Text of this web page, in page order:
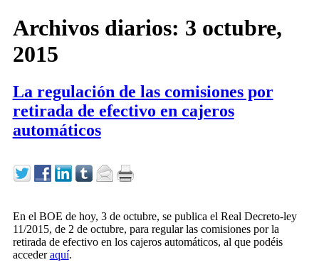
Archivos diarios: 3 octubre,
2015
La regulación de las comisiones por
retirada de efectivo en cajeros
automáticos
En el BOE de hoy, 3 de octubre, se publica el Real Decreto-ley
11/2015, de 2 de octubre, para regular las comisiones por la
retirada de efectivo en los cajeros automáticos, al que podéis
accederaquí.